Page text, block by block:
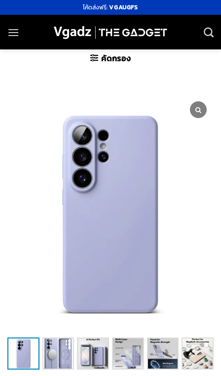
ไป
ยัง
โค้ดส่งฟรี:VGAUGFS
คัดกรอง